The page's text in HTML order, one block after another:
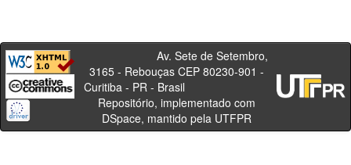
Av. Sete de Setembro,
3165 - Rebouças CEP 80230-901 -
Curitiba - PR - Brasil
Repositório, implementado com
DSpace, mantido pela UTFPR